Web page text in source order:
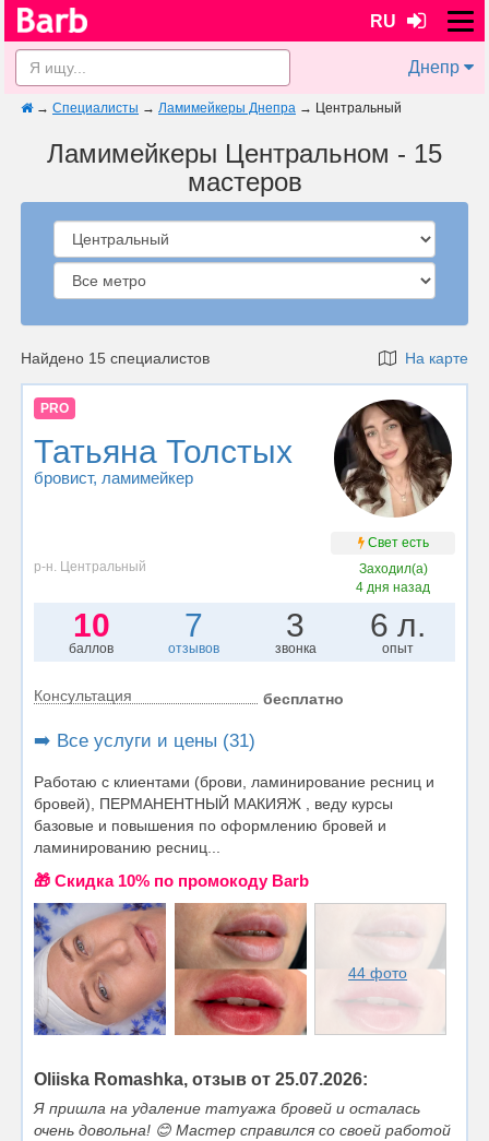
RU
Днепр
→ Специалисты → Ламимейкеры Днепра → Центральный
Ламимейкеры Центральном - 15
мастеров
Найдено 15 специалистов На карте
PRO
Татьяна Толстых
бровист, ламимейкер
Свет есть
р-н. Центральный
Заходил(а)
4 дня назад
10
баллов
7
отзывов
3
звонка
6 л.
опыт
Консультация бесплатно
➡️ Все услуги и цены (31)
Работаю с клиентами (брови, ламинирование ресниц и
бровей), ПЕРМАНЕНТНЫЙ МАКИЯЖ , веду курсы
базовые и повышения по оформлению бровей и
ламинированию ресниц...
🎁 Cкидка 10% по промокоду Barb
44 фото
Oliiska Romashka, отзыв от 25.07.2026:
Я пришла на удаление татуажа бровей и осталась
очень довольна! 😊 Мастер справился со своей работой